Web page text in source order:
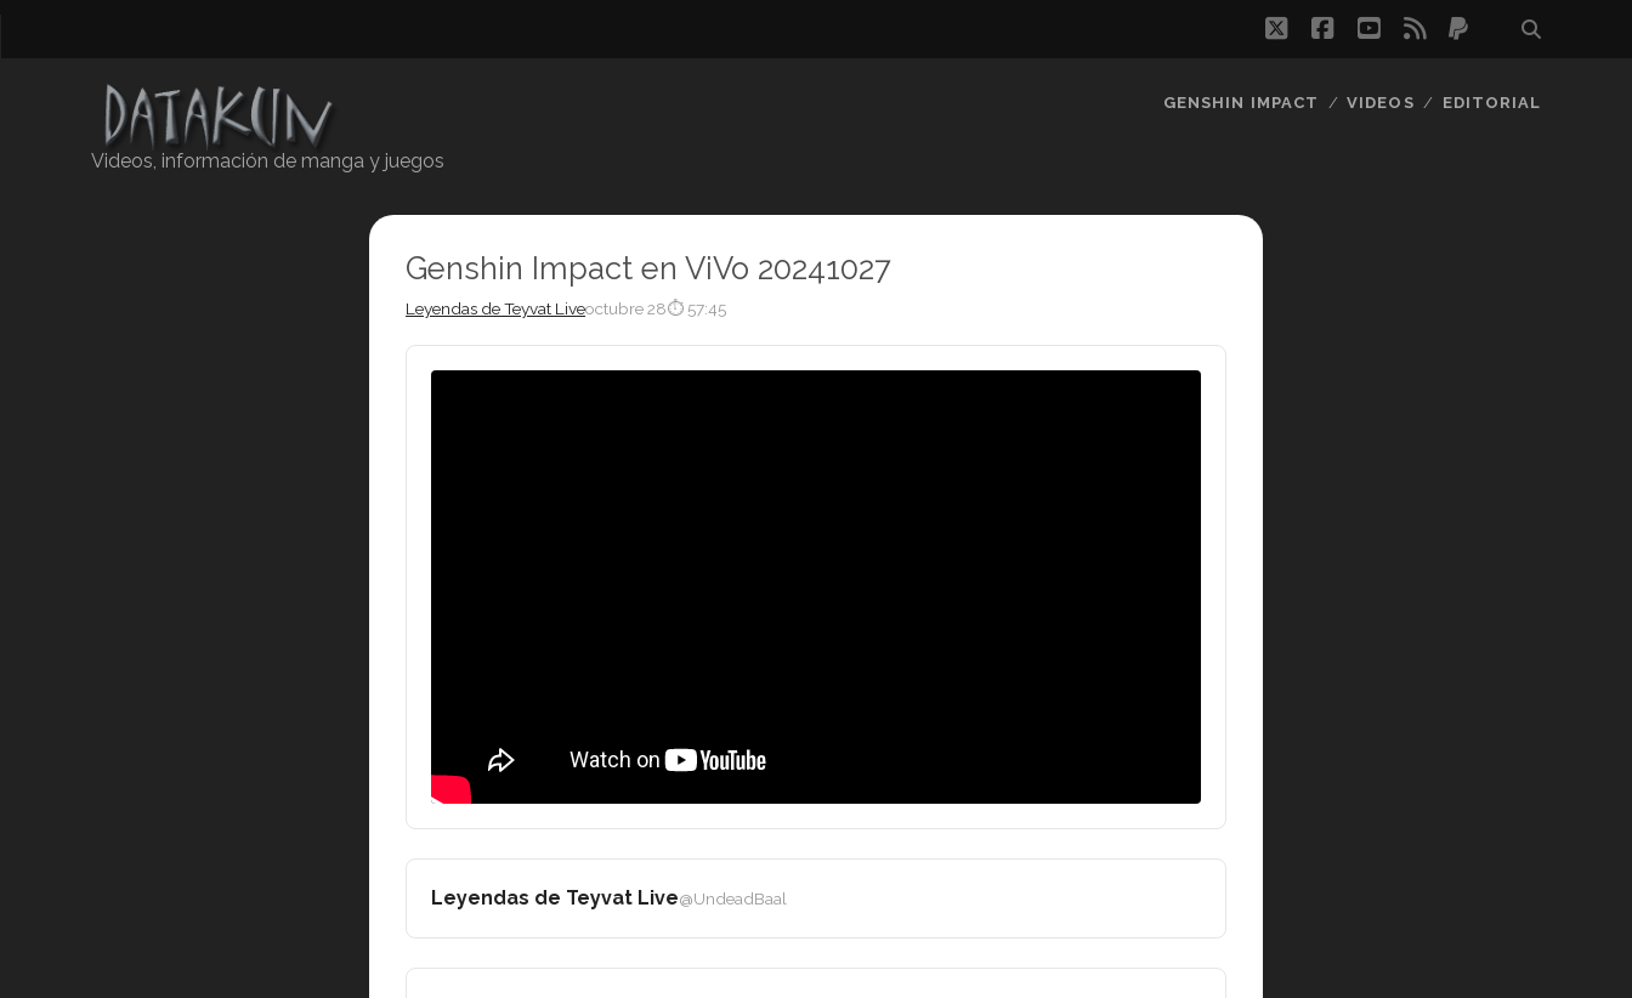
twitterfacebook
youtube
rss paypal
Videos, información de manga y juegos
GENSHIN IMPACT VIDEOS EDITORIAL
Genshin Impact en ViVo 20241027
Leyendas de Teyvat Liveoctubre 28⏱ 57:45
Leyendas de Teyvat Live@UndeadBaal